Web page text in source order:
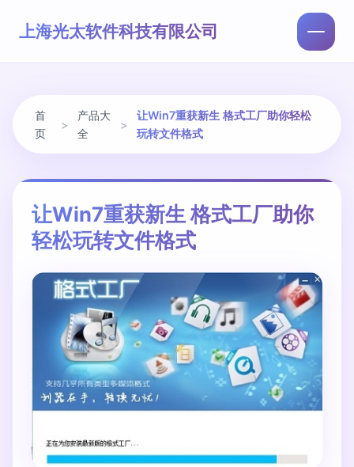
上海光太软件科技有限公司
首
页
>
产品大
全
>
让Win7重获新生 格式工厂助你轻松
玩转文件格式
让Win7重获新生 格式工厂助你
轻松玩转文件格式